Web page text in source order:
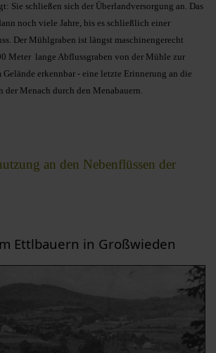
Sie schließen sich der Überlandversorgung an. Das
noch viele Jahre, bis es schließlich einer
Der Mühlgraben ist längst maschinengerecht
Meter lange Abflussgraben von der Mühle zur
erkennbar - eine letzte Erinnerung an die
der Menach durch den Menabauern.
an den Nebenflüssen der
Ettlbauern in Großwieden